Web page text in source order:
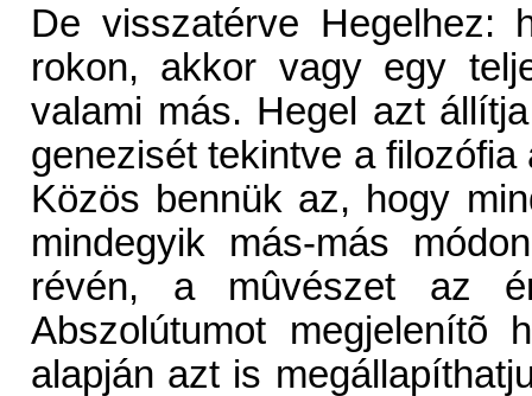
De visszatérve Hegelhez:
rokon, akkor vagy egy
valami más. Hegel azt
genezisét tekintve a
Közös bennük az, hogy
mindegyik más-más
révén, a mûvészet az
Abszolútumot megjelenítõ
alapján azt is